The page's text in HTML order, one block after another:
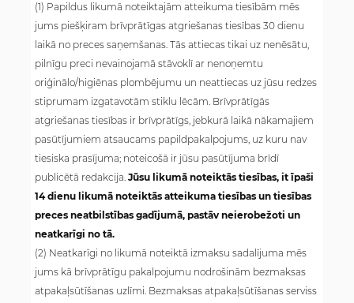
(1) Papildus likumā noteiktajām atteikuma tiesībām mēs
jums piešķiram brīvprātīgas atgriešanas tiesības 30 dienu
laikā no preces saņemšanas. Tās attiecas tikai uz nenēsātu,
pilnīgu preci nevainojamā stāvoklī ar nenoņemtu
oriģinālo/higiēnas plombējumu un neattiecas uz jūsu redzes
stiprumam izgatavotām stiklu lēcām. Brīvprātīgās
atgriešanas tiesības ir brīvprātīgs, jebkurā laikā nākamajiem
pasūtījumiem atsaucams papildpakalpojums, uz kuru nav
tiesiska prasījuma; noteicošā ir jūsu pasūtījuma brīdī
publicētā redakcija. Jūsu likumā noteiktās tiesības, it īpaši
14 dienu likumā noteiktās atteikuma tiesības un tiesības
preces neatbilstības gadījumā, pastāv neierobežoti un
neatkarīgi no tā.
(2) Neatkarīgi no likumā noteiktā izmaksu sadalījuma mēs
jums kā brīvprātīgu pakalpojumu nodrošinām bezmaksas
atpakaļsūtīšanas uzlīmi. Bezmaksas atpakaļsūtīšanas serviss